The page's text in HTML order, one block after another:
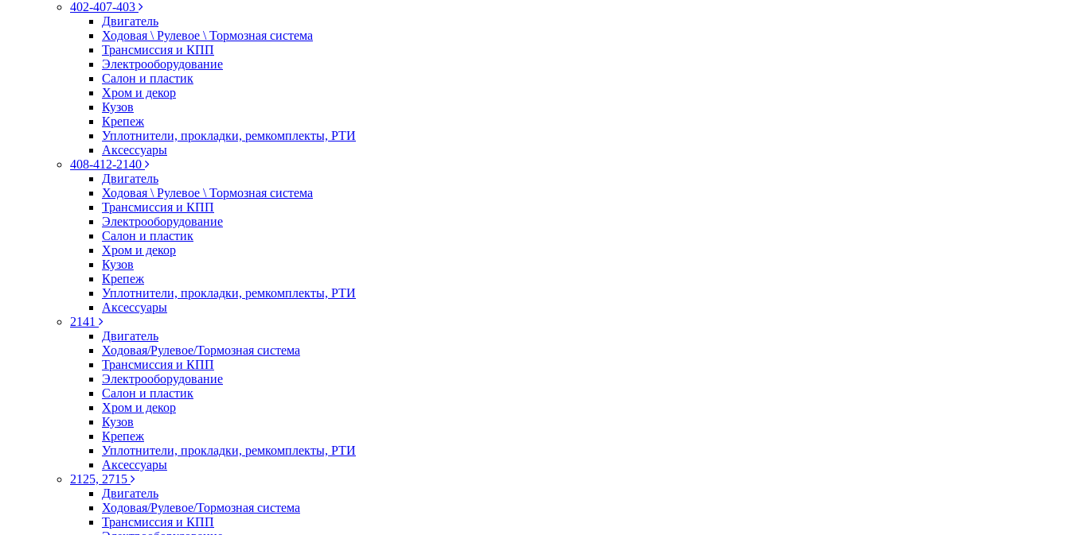
402-407-403
Двигатель
Ходовая \ Рулевое \ Тормозная система
Трансмиссия и КПП
Электрооборудование
Салон и пластик
Хром и декор
Кузов
Крепеж
Уплотнители, прокладки, ремкомплекты, РТИ
Аксессуары
408-412-2140
Двигатель
Ходовая \ Рулевое \ Тормозная система
Трансмиссия и КПП
Электрооборудование
Салон и пластик
Хром и декор
Кузов
Крепеж
Уплотнители, прокладки, ремкомплекты, РТИ
Аксессуары
2141
Двигатель
Ходовая/Рулевое/Тормозная система
Трансмиссия и КПП
Электрооборудование
Салон и пластик
Хром и декор
Кузов
Крепеж
Уплотнители, прокладки, ремкомплекты, РТИ
Аксессуары
2125, 2715
Двигатель
Ходовая/Рулевое/Тормозная система
Трансмиссия и КПП